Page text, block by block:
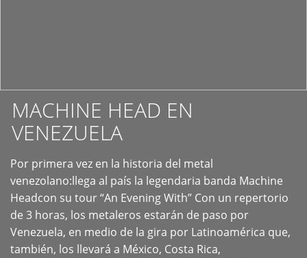
MACHINE HEAD EN
VENEZUELA
Por primera vez en la historia del metal
venezolano:llega al país la legendaria banda Machine
Headcon su tour “An Evening With” Con un repertorio
de 3 horas, los metaleros estarán de paso por
Venezuela, en medio de la gira por Latinoamérica que,
también, los llevará a México, Costa Rica,
+